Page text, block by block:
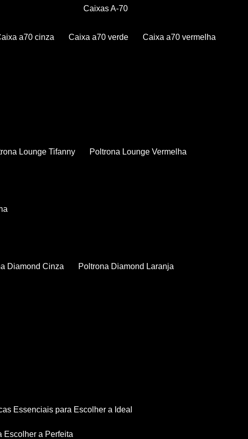
Caixas A-70
Caixa a70 cinza Caixa a70 verde Caixa a70 vermelha
Lounge Tifanny Poltrona Lounge Vermelha
Diamond Cinza Poltrona Diamond Laranja
Essenciais para Escolher a Ideal
Escolher a Perfeita